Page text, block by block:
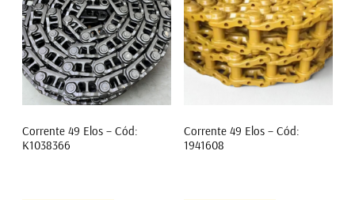
Corrente 49 Elos – Cód:
K1038366
Corrente 49 Elos – Cód:
1941608